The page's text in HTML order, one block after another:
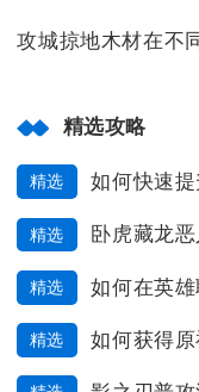
精选攻略
精选
精选 卧虎藏龙
精选
精选 如何获得